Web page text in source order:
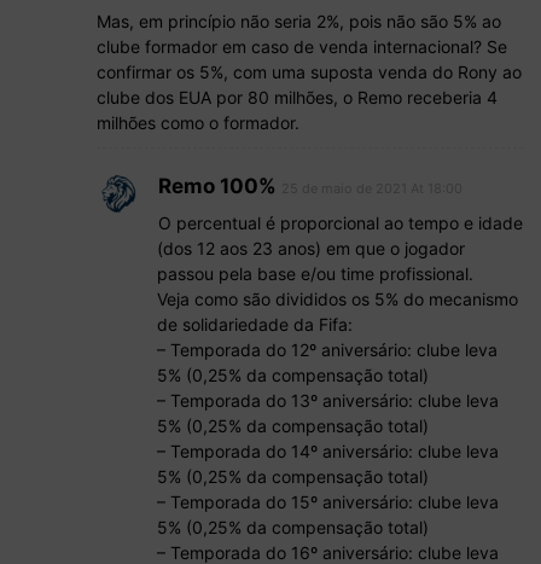
Mas, em princípio não seria 2%, pois não são 5% ao
clube formador em caso de venda internacional? Se
confirmar os 5%, com uma suposta venda do Rony ao
clube dos EUA por 80 milhões, o Remo receberia 4
milhões como o formador.
Remo 100%
O percentual é proporcional ao tempo e idade
(dos 12 aos 23 anos) em que o jogador
passou pela base e/ou time profissional.
Veja como são divididos os 5% do mecanismo
de solidariedade da Fifa:
– Temporada do 12º aniversário: clube leva
5% (0,25% da compensação total)
– Temporada do 13º aniversário: clube leva
5% (0,25% da compensação total)
– Temporada do 14º aniversário: clube leva
5% (0,25% da compensação total)
– Temporada do 15º aniversário: clube leva
5% (0,25% da compensação total)
– Temporada do 16º aniversário: clube leva